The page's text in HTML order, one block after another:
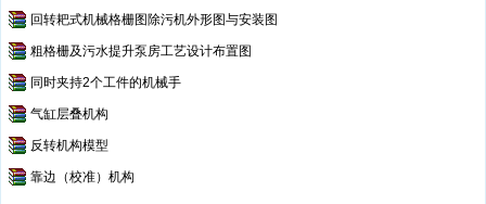
回转耙式机械格栅图除污机外形图与安装图
粗格栅及污水提升泵房工艺设计布置图
同时夹持2个工件的机械手
气缸层叠机构
反转机构模型
靠边（校准）机构